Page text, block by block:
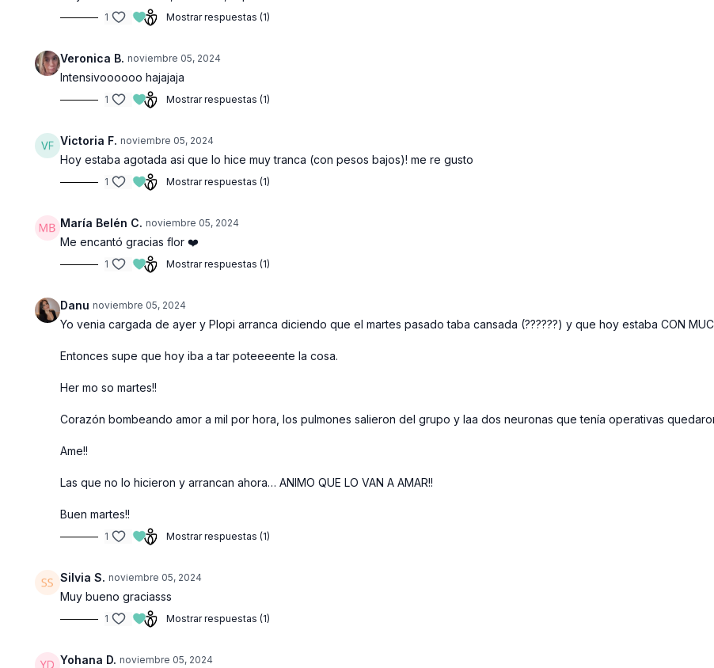
1 Mostrar respuestas (1)
Veronica B. noviembre 05, 2024
Intensivoooooo hajajaja
1 Mostrar respuestas (1)
Victoria F. noviembre 05, 2024
Hoy estaba agotada asi que lo hice muy tranca (con pesos bajos)! me re gusto
1 Mostrar respuestas (1)
María Belén C. noviembre 05, 2024
Me encantó gracias flor ❤️
1 Mostrar respuestas (1)
Danu noviembre 05, 2024
Yo venia cargada de ayer y Plopi arranca diciendo que el martes pasado taba cansada (??????) y que hoy estaba CON
Entonces supe que hoy iba a tar poteeeente la cosa.
Her mo so martes!!
Corazón bombeando amor a mil por hora, los pulmones salieron del grupo y laa dos neuronas que tenía operativas
Ame!!
Las que no lo hicieron y arrancan ahora… ANIMO QUE LO VAN A AMAR!!
Buen martes!!
1 Mostrar respuestas (1)
Silvia S. noviembre 05, 2024
Muy bueno graciasss
1 Mostrar respuestas (1)
Yohana D. noviembre 05, 2024